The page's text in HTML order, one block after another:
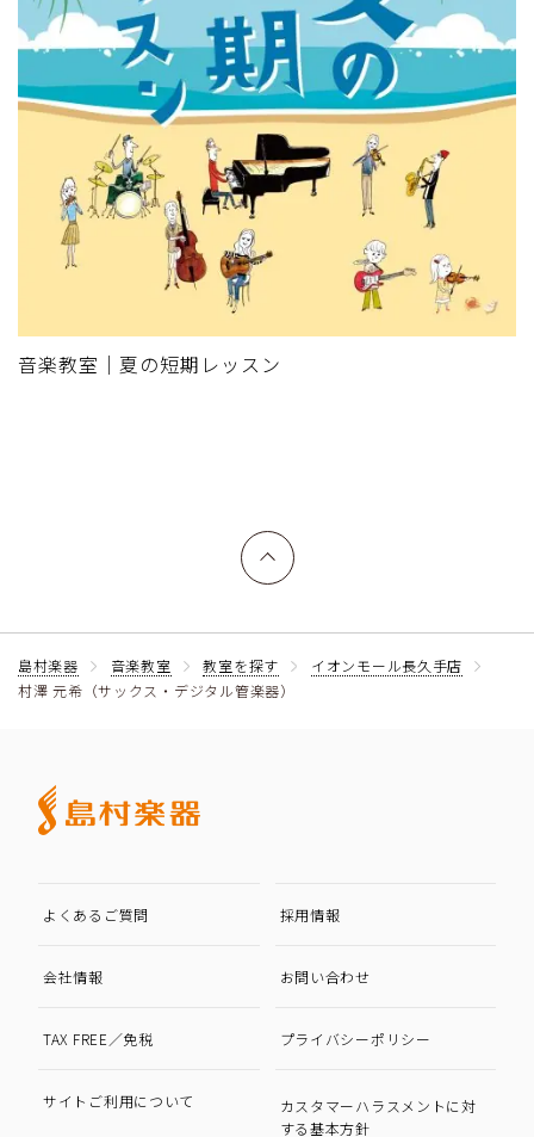
音楽教室｜夏の短期レッスン
上へ戻る
島村楽器 音楽教室 教室を探す
イオンモール長久手店
村澤 元希（サックス・デジタル管楽器）
よくあるご質問 採用情報
会社情報 お問い合わせ
TAX FREE／免税 プライバシーポリシー
サイトご利用について
カスタマーハラスメントに対
する基本方針